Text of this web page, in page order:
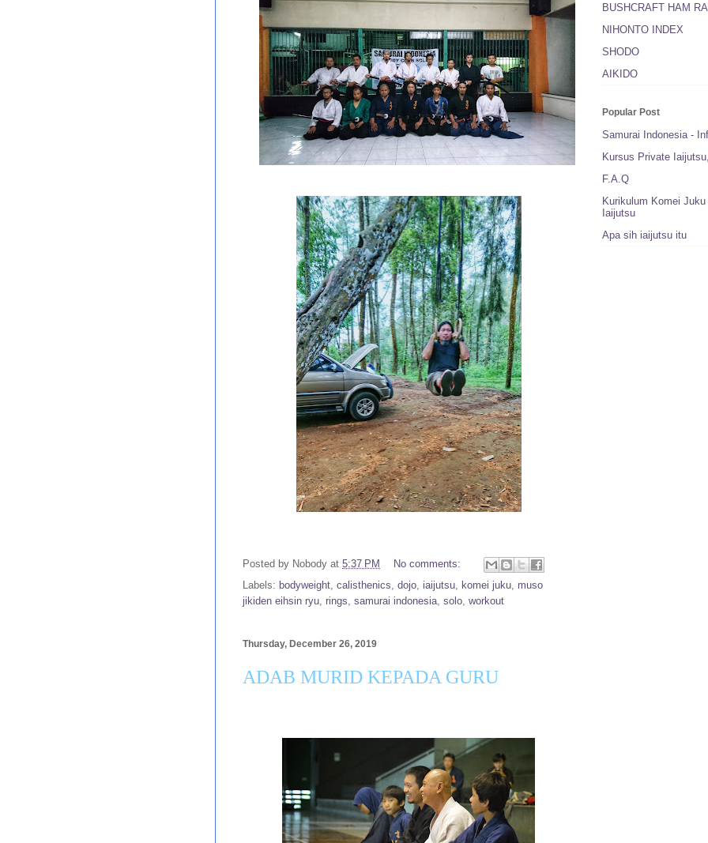
Posted by Nobody at 5:37 PM
No comments:
Labels: bodyweight calisthenics dojo iaijutsu komei juku muso
jikiden eihsin ryu rings samurai indonesia solo workout
Thursday, December 26, 2019
ADAB MURID KEPADA GURU
BUSHCRAFT HAM
NIHONTO INDEX
SHODO
AIKIDO
Popular Post
Samurai Indonesia -
Kursus Private
F.A.Q
Kurikulum Komei
Iaijutsu
Apa sih iaijutsu itu